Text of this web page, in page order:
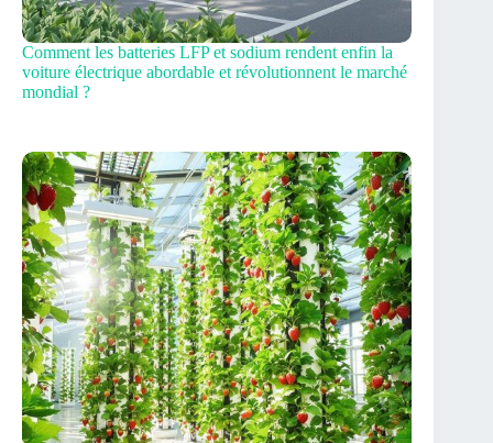
Comment les batteries LFP et sodium rendent enfin la
voiture électrique abordable et révolutionnent le marché
mondial ?